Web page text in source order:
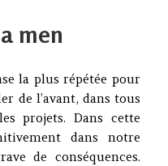
men
la plus répétée pour
de l’avant, dans tous
projets. Dans cette
dans notre
de conséquences.